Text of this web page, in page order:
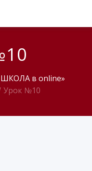
в online»
Урок №10